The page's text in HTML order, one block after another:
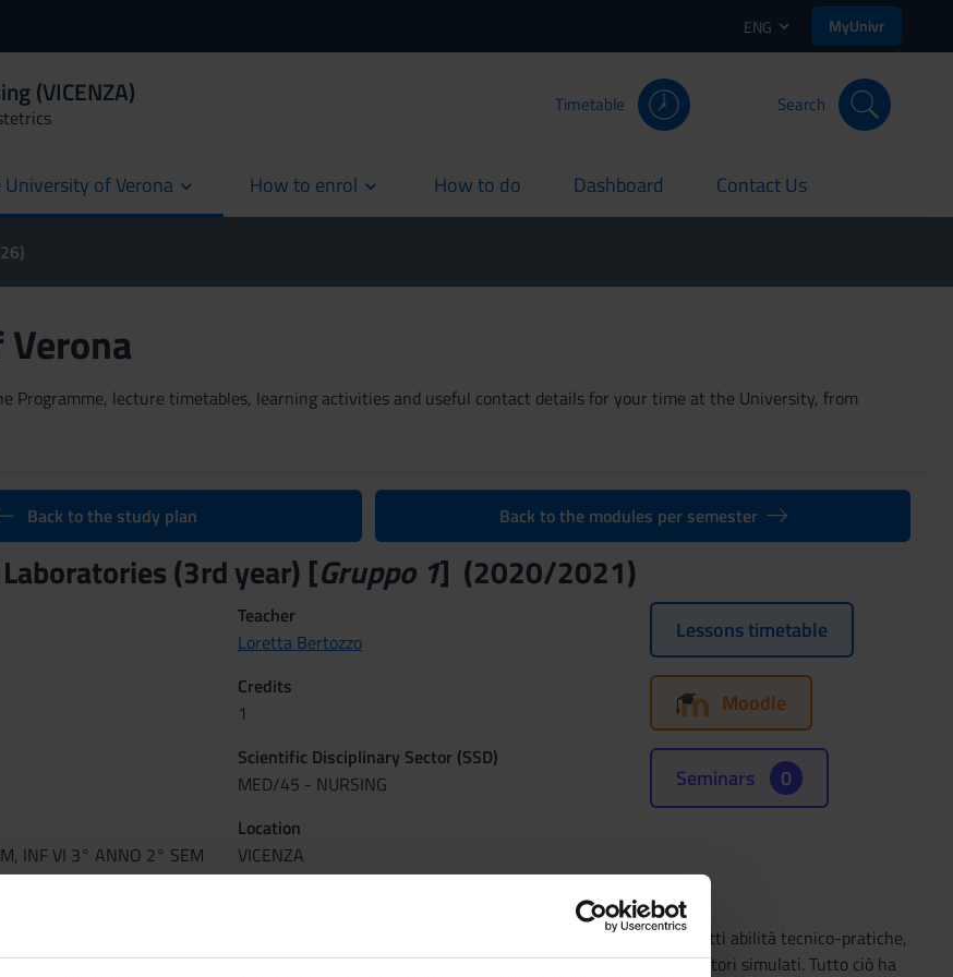
ENG MyUnivr
(VICENZA) Timetable Search
of Verona How to enrol How to do
current Dashboard
current Contact Us
current
Programme, lecture timetables, learning activities and useful contact details for your time at the University, from
Back to the study plan Back to the modules per semester
(3rd year) [Gruppo 1] (2020/2021)
Teacher
Loretta Bertozzo
Credits
1
Scientific Disciplinary Sector (SSD)
MED/45 - NURSING
INF VI 3° ANNO 2° SEM
Location
VICENZA
Lessons timetable
Moodle
Seminars 0
anticipano le esperienze di tirocinio al fine di far acquisire allo studente in contesti protetti abilità tecnico-pratiche,
organizzative, relazionali e di problem solving attraverso casi scritti o role-playing con operatori simulati. Tutto ciò ha